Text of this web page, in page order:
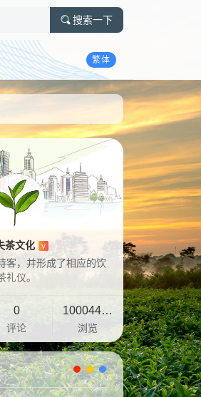
搜索一下
繁体
茶文化 V
客，并形成了相应的饮
礼仪。
0
评论
10004401
浏览